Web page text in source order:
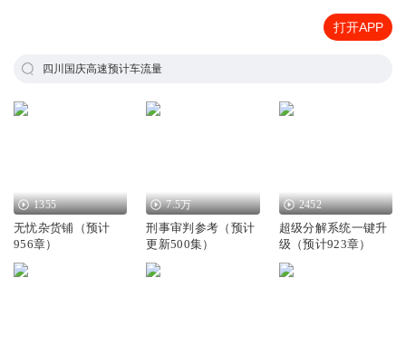
打开APP
四川国庆高速预计车流量
1355
无忧杂货铺（预计
956章）
7.5万
刑事审判参考（预计
更新500集）
2452
超级分解系统一键升
级（预计923章）